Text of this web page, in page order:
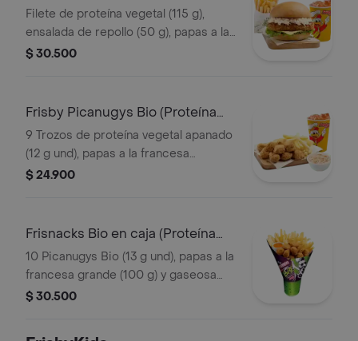
(Proteína Vegetal)
Filete de proteína vegetal (115 g),
ensalada de repollo (50 g), papas a la
francesa mediana (60 g) y gaseosa
$ 30.500
Frisby Picanugys Bio (Proteína
Vegetal)
9 Trozos de proteína vegetal apanado
(12 g und), papas a la francesa
mediana (60 g), ensalada de repollo
$ 24.900
Frisnacks Bio en caja (Proteína
Vegetal)
10 Picanugys Bio (13 g und), papas a la
francesa grande (100 g) y gaseosa
(470 ml)
$ 30.500